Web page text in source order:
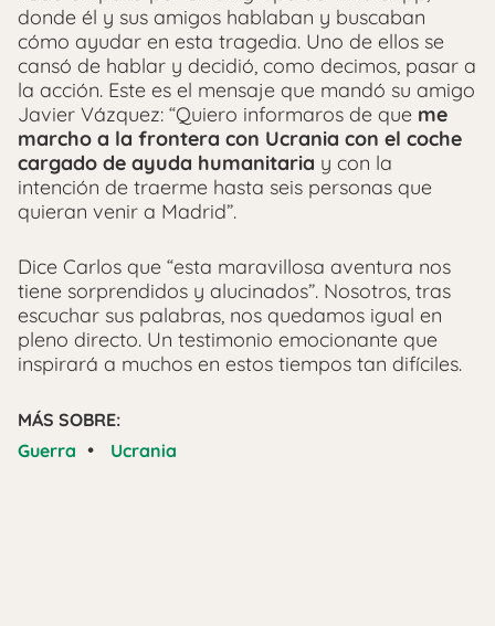
donde él y sus amigos hablaban y buscaban
cómo ayudar en esta tragedia. Uno de ellos se
cansó de hablar y decidió, como decimos, pasar a
la acción. Este es el mensaje que mandó su amigo
Javier Vázquez: “Quiero informaros de que me
marcho a la frontera con Ucrania con el coche
cargado de ayuda humanitaria y con la
intención de traerme hasta seis personas que
quieran venir a Madrid”.
Dice Carlos que “esta maravillosa aventura nos
tiene sorprendidos y alucinados”. Nosotros, tras
escuchar sus palabras, nos quedamos igual en
pleno directo. Un testimonio emocionante que
inspirará a muchos en estos tiempos tan difíciles.
MÁS SOBRE:
Guerra • Ucrania